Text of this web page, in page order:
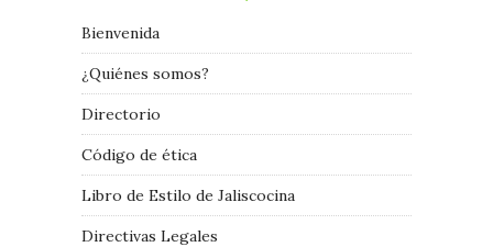
Bienvenida
¿Quiénes somos?
Directorio
Código de ética
Libro de Estilo de Jaliscocina
Directivas Legales